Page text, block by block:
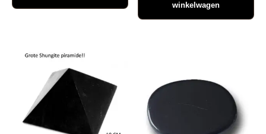
winkelwagen